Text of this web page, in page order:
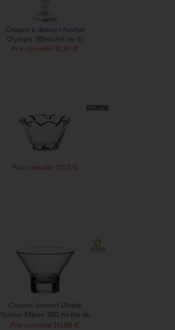
Coupes à dessert hautes
Olympia 185ml (lot de 6)
Prix conseillé 31,30 €
Prix conseillé 11,03 €
Coupes dessert Utopia
Ypsilon Ellipse 380 ml (lot de
12)
Prix conseillé 113,88 €